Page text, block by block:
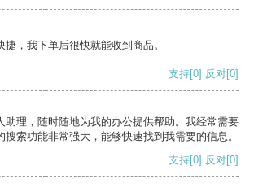
，我下单后很快就能收到商品。
支持[0] 反对[0]
助理，随时随地为我的办公提供帮助。我经常需要
搜索功能非常强大，能够快速找到我需要的信息。
支持[0] 反对[0]